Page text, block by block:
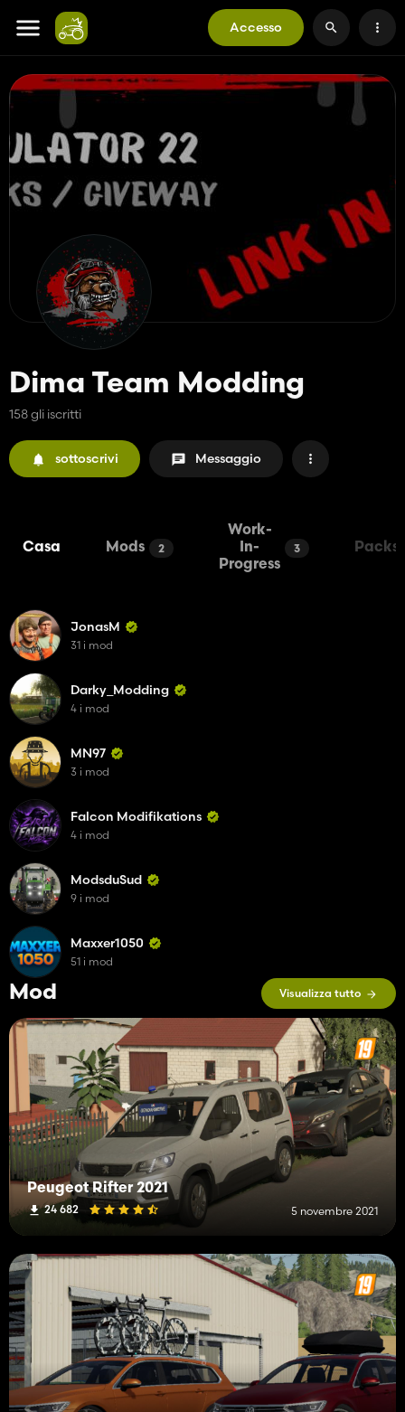
Accesso
Dima Team Modding
158 gli iscritti
sottoscrivi Messaggio
Casa Mods 2
Work-
In-
Progress
3 Packs
Mod Visualizza tutto
Peugeot Rifter 2021
24 682 5 novembre 2021
JonasM
31 i mod
Darky_Modding
4 i mod
MN97
3 i mod
Falcon Modifikations
4 i mod
ModsduSud
9 i mod
Maxxer1050
51 i mod